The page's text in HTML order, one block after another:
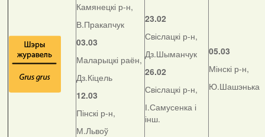
Камянецкі р-н,
В.Пракапчук
03.03
Маларыцкі раён,
Дз.Кіцель
12.03
Пінскі р-н,
М.Львоў
23.02
Свіслацкі р-н,
Дз.Шыманчук
26.02
Свіслацкі р-н,
І.Самусенка і
інш.
05.03
Мінскі р-н,
Ю.Шашэнька